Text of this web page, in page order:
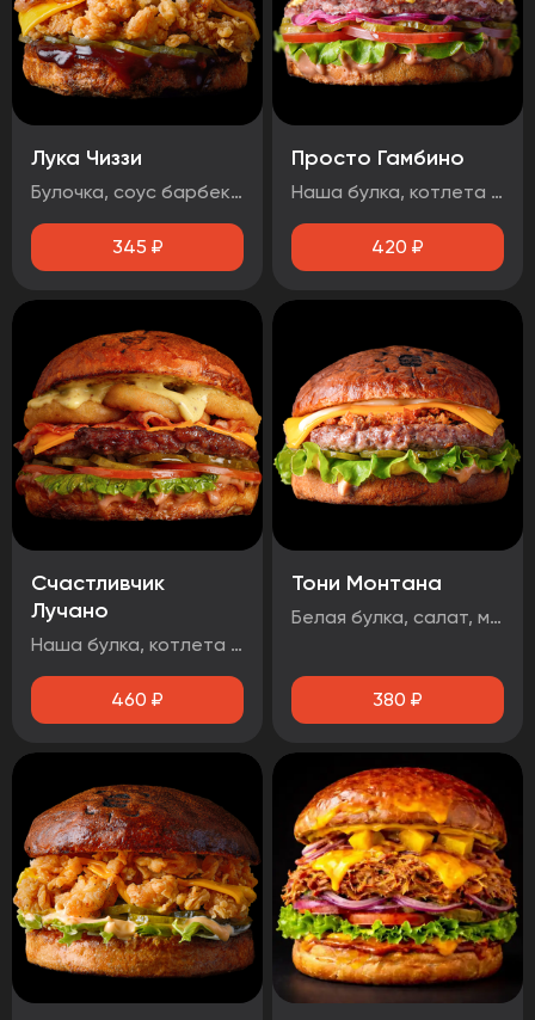
Лука Чиззи
Булочка, соус барбекю , огурец маринованный, луковые кольца, бекон, сыр чеддер, фирменная курочка в панировке
345 ₽
Просто Гамбино
Наша булка, котлета говяжья, помидор, лист салата, огурец маринованный, лук маринованный, соус барбекю, соус медово-горчичный.
420 ₽
Счастливчик
Лучано
Наша булка, котлета говяжья, бекон, сыр чеддер, помидор, огурец маринованный, лист салата, луковые кольца, соус барбекю.
460 ₽
Тони Монтана
Белая булка, салат, маринованные огурцы, говядина, чеддер, фритюрный лук, два фирменных соуса
380 ₽